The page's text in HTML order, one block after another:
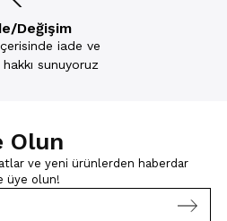
Değişim
iade ve
sunuyoruz
Olun
ve yeni ürünlerden haberdar
üye olun!